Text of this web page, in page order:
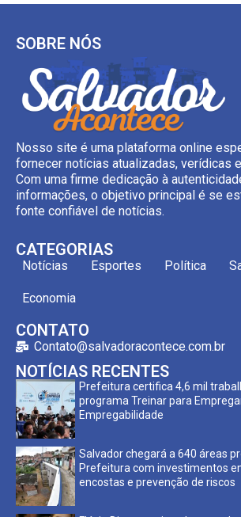
SOBRE NÓS
Nosso site é uma plataforma online
fornecer notícias atualizadas, verídicas
Com uma firme dedicação à
informações, o objetivo principal é se
fonte confiável de notícias.
CATEGORIAS
Notícias Esportes Política
Economia
CONTATO
Contato@salvadoracontece.com.br
NOTÍCIAS RECENTES
Prefeitura certifica 4,6 mil
programa Treinar para
Empregabilidade
Salvador chegará a 640 áreas
Prefeitura com investimentos
encostas e prevenção de riscos